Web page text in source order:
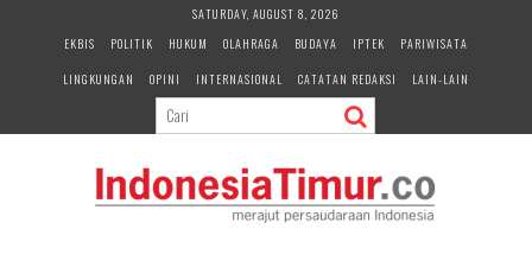
SATURDAY, AUGUST 8, 2026
EKBIS
POLITIK HUKUM OLAHRAGA BUDAYA IPTEK
PARIWISATA
LINGKUNGAN
OPINI INTERNASIONAL CATATAN REDAKSI LAIN-LAIN